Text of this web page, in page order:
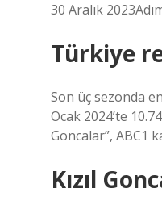
30 Aralık
Türkiye
Son üç sezonda
Ocak 2024’te
Goncalar”, ABC1
Kızıl